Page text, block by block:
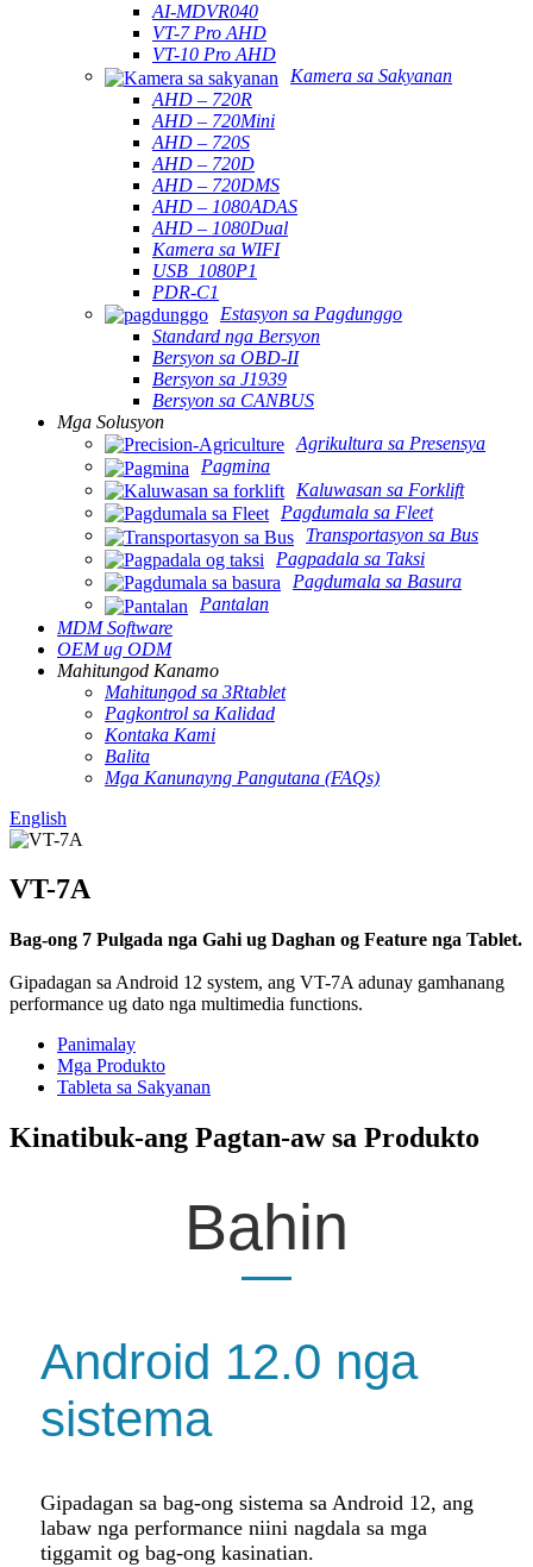
AI-MDVR040
VT-7 Pro AHD
VT-10 Pro AHD
Kamera sa Sakyanan
AHD – 720R
AHD – 720Mini
AHD – 720S
AHD – 720D
AHD – 720DMS
AHD – 1080ADAS
AHD – 1080Dual
Kamera sa WIFI
USB_1080P1
PDR-C1
Estasyon sa Pagdunggo
Standard nga Bersyon
Bersyon sa OBD-II
Bersyon sa J1939
Bersyon sa CANBUS
Mga Solusyon
Agrikultura sa Presensya
Pagmina
Kaluwasan sa Forklift
Pagdumala sa Fleet
Transportasyon sa Bus
Pagpadala sa Taksi
Pagdumala sa Basura
Pantalan
MDM Software
OEM ug ODM
Mahitungod Kanamo
Mahitungod sa 3Rtablet
Pagkontrol sa Kalidad
Kontaka Kami
Balita
Mga Kanunayng Pangutana (FAQs)
English
VT-7A
Bag-ong 7 Pulgada nga Gahi ug Daghan og Feature nga Tablet.
Gipadagan sa Android 12 system, ang VT-7A adunay gamhanang
performance ug dato nga multimedia functions.
Panimalay
Mga Produkto
Tableta sa Sakyanan
Kinatibuk-ang Pagtan-aw sa Produkto
Bahin
Android 12.0 nga
sistema
Gipadagan sa bag-ong sistema sa Android 12, ang
labaw nga performance niini nagdala sa mga
tiggamit og bag-ong kasinatian.